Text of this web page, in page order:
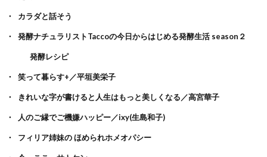
カラダと話そう
発酵ナチュラリストTaccoの今日からはじめる発酵生活 season２
発酵レシピ
笑って暮らす+／平垣美栄子
きれいな字が書けると人生はもっと美しくなる／高宮華子
人のご縁でご機嫌ハッピー／ixy(生島和子)
フィリア姉妹の ほめられホメオパシー